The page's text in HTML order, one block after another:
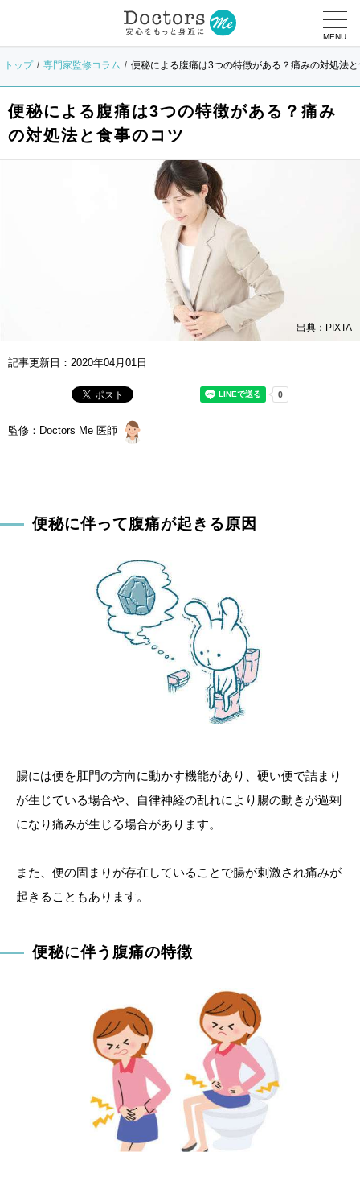
MENU
トップ 専門家監修コラム 便秘による腹痛は3つの特徴がある？痛みの対処法
便秘による腹痛は3つの特徴がある？痛み
の対処法と食事のコツ
出典：PIXTA
記事更新日： 2020年04月01日
監修：Doctors Me 医師
便秘に伴って腹痛が起きる原因
腸には便を肛門の方向に動かす機能があり、硬い便で詰まり
が生じている場合や、自律神経の乱れにより腸の動きが過剰
になり痛みが生じる場合があります。
また、便の固まりが存在していることで腸が刺激され痛みが
起きることもあります。
便秘に伴う腹痛の特徴